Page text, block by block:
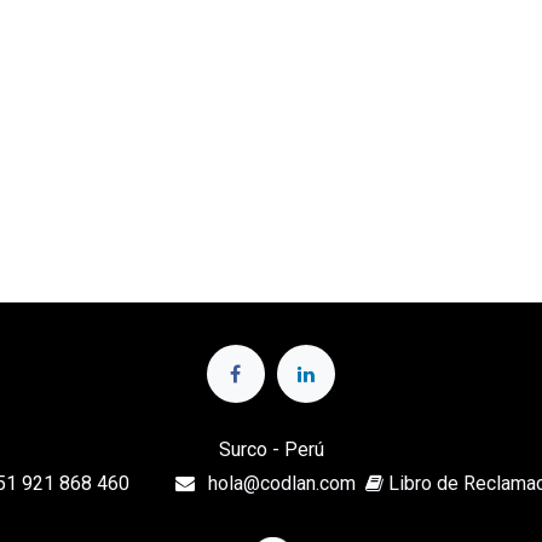
Surco - Perú
921 868 460
hola@codlan.com Libro de